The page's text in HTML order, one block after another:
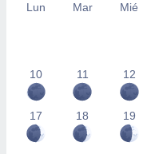
Lun Mar Mié
10 11 12
17 18 19